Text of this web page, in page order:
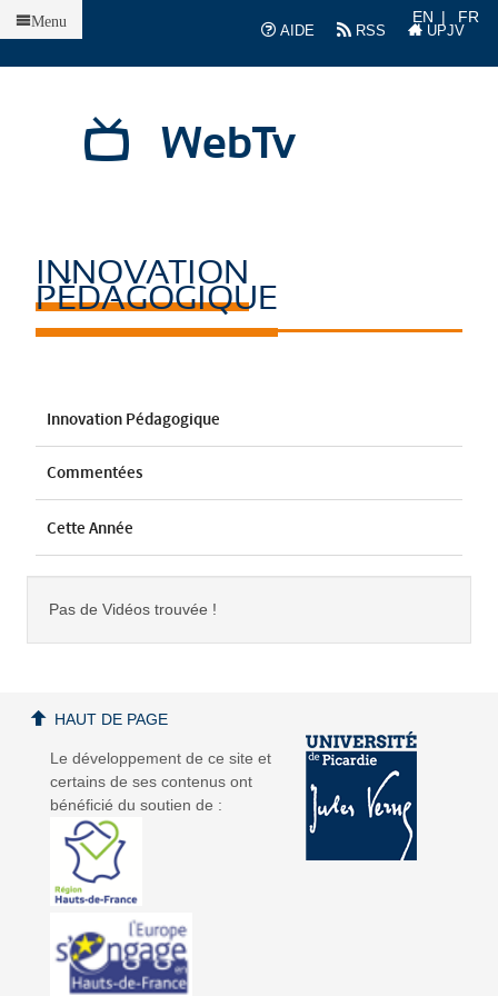
AIDE
RSS UPJV
EN FR
WebTv
Menu
INNOVATION
PÉDAGOGIQUE
Innovation Pédagogique
Commentées
Cette Année
Pas de Vidéos trouvée !
Le développement de ce site et
certains de ses contenus ont
bénéficié du soutien de :
HAUT DE PAGE